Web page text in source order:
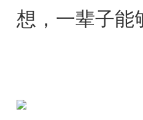
想，一辈子能